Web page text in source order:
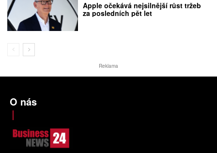
Apple očekává nejsilnější růst tržeb
za posledních pět let
Reklama
O nás